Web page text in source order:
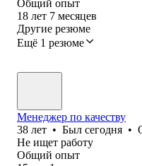
Общий опыт
18 лет 7 месяцев
Другие резюме
Ещё 1 резюме
Менеджер по качеству
38 лет • Был сегодня •
Не ищет работу
Общий опыт